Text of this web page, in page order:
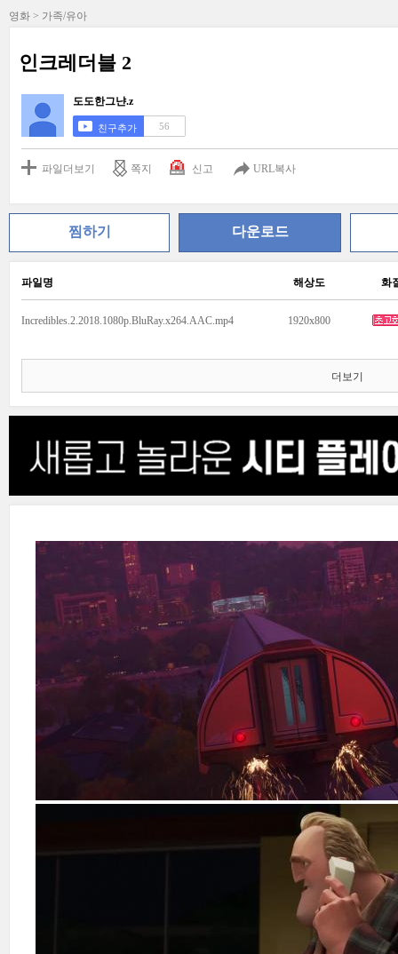
영화 > 가족/유아
인크레더블 2
도도한그냔.z
친구추가 56
파일더보기 쪽지 신고 URL복사
찜하기 다운로드
파일명 해상도 화
Incredibles.2.2018.1080p.BluRay.x264.AAC.mp4 1920x800
더보기